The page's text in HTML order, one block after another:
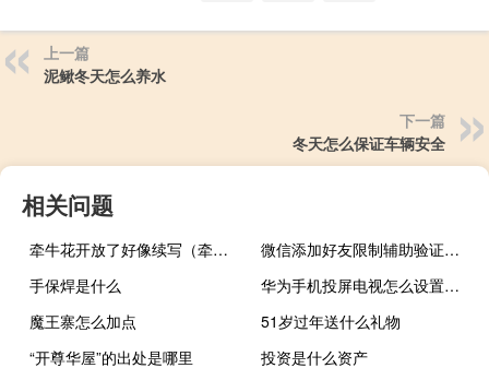
上一篇
泥鳅冬天怎么养水
下一篇
冬天怎么保证车辆安全
相关问题
牵牛花开放了好像续写（牵牛花开放了好像）
微信添加好友限制辅助验证不成功（微信添加好友限制解除）
手保焊是什么
华为手机投屏电视怎么设置竖屏（华为手机投屏电视怎么设置）
魔王寨怎么加点
51岁过年送什么礼物
“开尊华屋”的出处是哪里
投资是什么资产